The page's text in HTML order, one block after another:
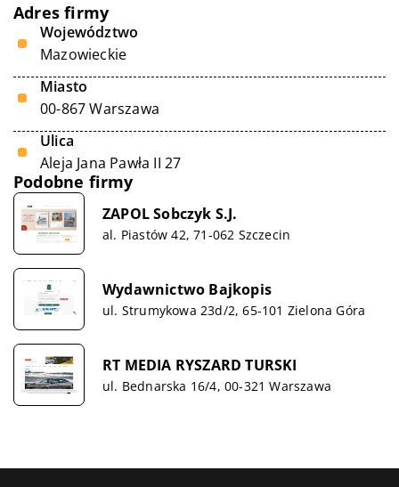
Adres firmy
Województwo
Mazowieckie
Miasto
00-867 Warszawa
Ulica
Aleja Jana Pawła II 27
Podobne firmy
ZAPOL Sobczyk S.J.
al. Piastów 42, 71-062 Szczecin
Wydawnictwo Bajkopis
ul. Strumykowa 23d/2, 65-101 Zielona Góra
RT MEDIA RYSZARD TURSKI
ul. Bednarska 16/4, 00-321 Warszawa